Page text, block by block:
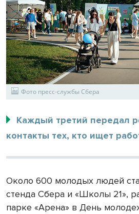
Фото пресс-службы Сбера
Каждый третий передал
контакты тех, кто ищет
Около 600 молодых людей
стенда Сбера и «Школы 21»,
парке «Арена» в День